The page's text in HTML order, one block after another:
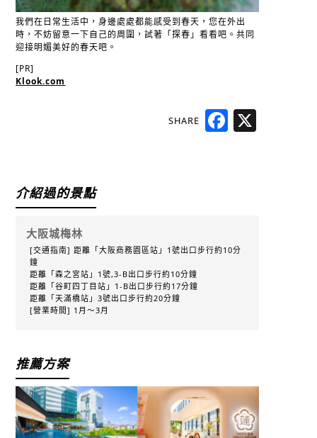
我們在日常生活中，身邊處處都能感受到春天，您在外出
時，不妨留意一下自己的周圍，試著「探春」看看吧。共同
迎接明媚美好的春天吧。
[PR]
Klook.com
SHARE
介紹過的景點
大阪城梅林
[交通指南] 距離「大阪商務園區站」1號出口步行約10分
鐘
距離「森之宮站」1號,3-B出口步行約10分鐘
距離「谷町四丁目站」1-B出口步行約17分鐘
距離「天滿橋站」3號出口步行約20分鐘
[營業時間] 1月～3月
推薦方案